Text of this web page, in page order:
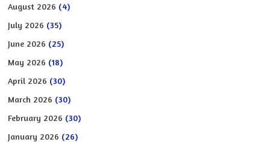
August 2026 (4)
July 2026 (35)
June 2026 (25)
May 2026 (18)
April 2026 (30)
March 2026 (30)
February 2026 (30)
January 2026 (26)